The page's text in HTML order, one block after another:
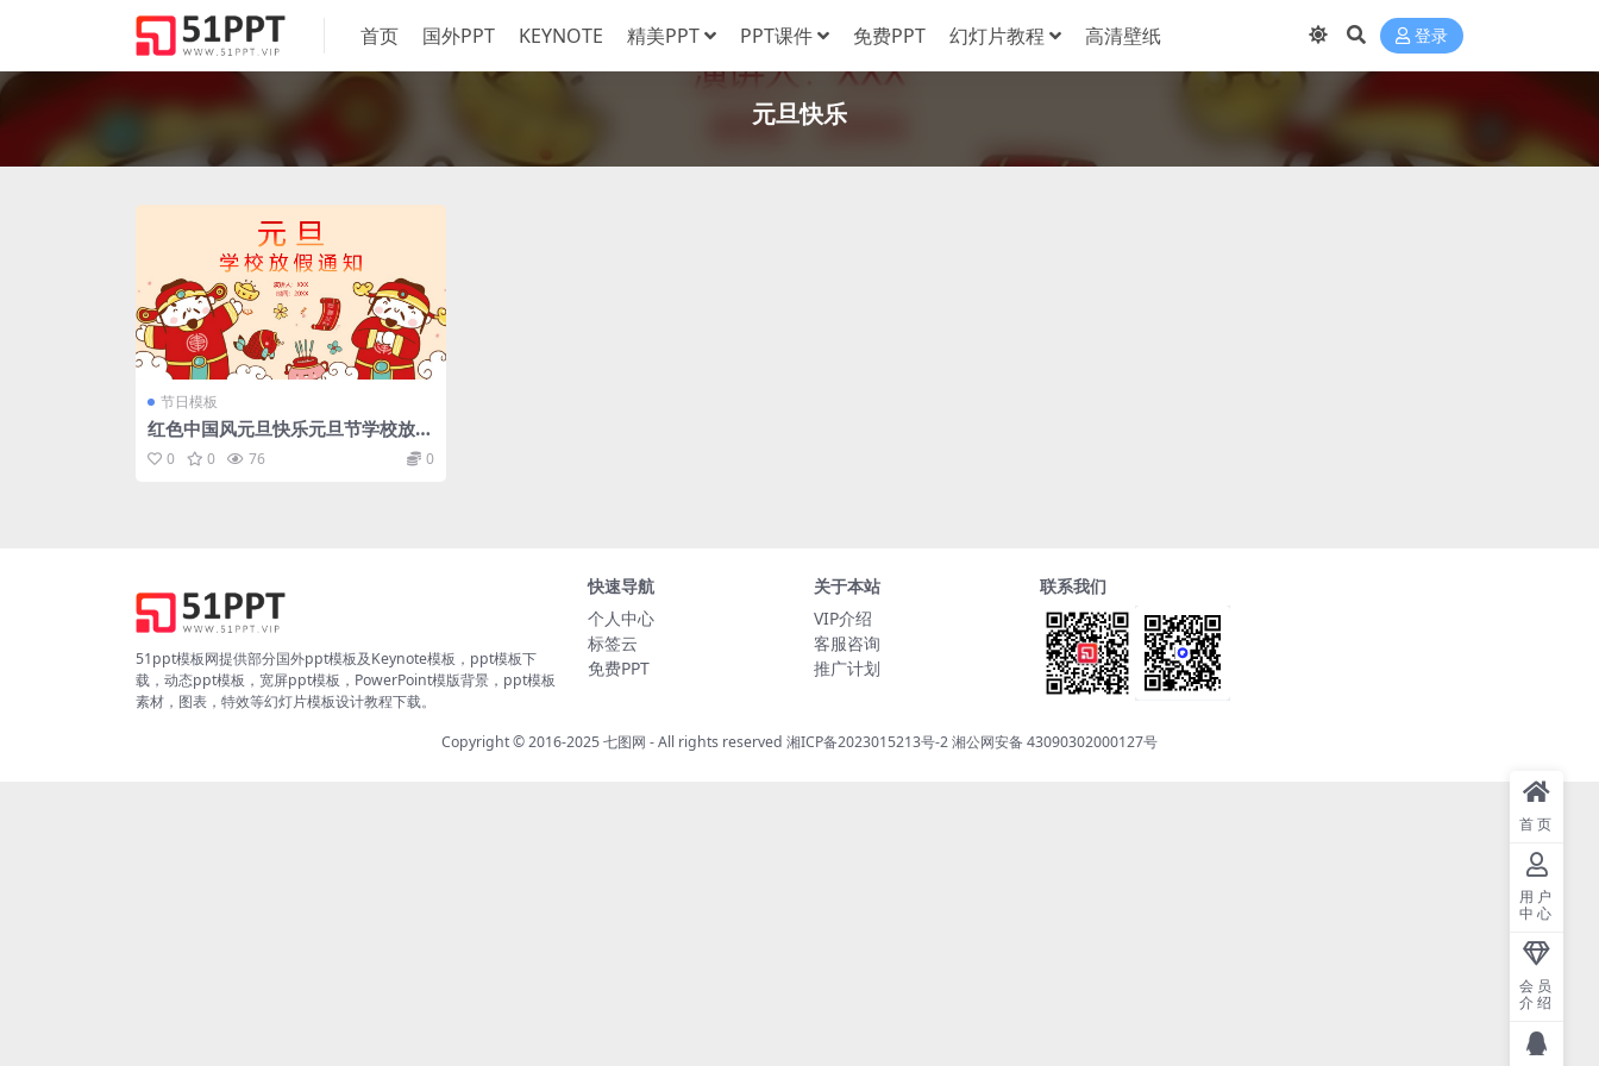
首页 国外PPT KEYNOTE 精美PPT PPT课件 免费PPT 幻灯片教程 高清壁纸 登录
元旦快乐
节日模板
红色中国风元旦快乐元旦节学校放假
通知PPT模板
0 0 76 0
51ppt模板网提供部分国外ppt模板及Keynote模板，ppt模板下
载，动态ppt模板，宽屏ppt模板，PowerPoint模版背景，ppt模板
素材，图表，特效等幻灯片模板设计教程下载。
快速导航
个人中心
标签云
免费PPT
关于本站
VIP介绍
客服咨询
推广计划
联系我们
Copyright © 2016-2025七图网 - All rights reserved 湘ICP备2023015213号-2湘公网安备 43090302000127号
首页
用户
中心
会员
介绍